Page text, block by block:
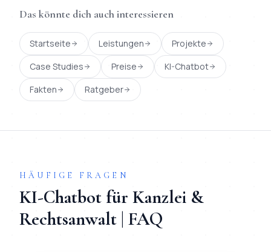
Das könnte dich auch interessieren
Startseite Leistungen
Projekte
Case Studies
Preise
KI-Chatbot
Fakten
Ratgeber
HÄUFIGE FRAGEN
KI-Chatbot für Kanzlei &
Rechtsanwalt | FAQ